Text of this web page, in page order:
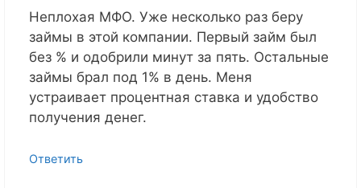
Неплохая МФО. Уже несколько раз беру
займы в этой компании. Первый займ был
без % и одобрили минут за пять. Остальные
займы брал под 1% в день. Меня
устраивает процентная ставка и удобство
получения денег.
Ответить